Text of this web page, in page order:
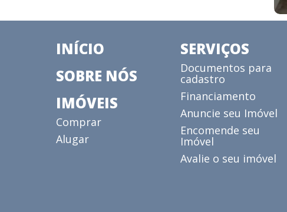
INÍCIO
SOBRE NÓS
IMÓVEIS
Comprar
Alugar
SERVIÇOS
Documentos para
cadastro
Financiamento
Anuncie seu Imóvel
Encomende seu
Imóvel
Avalie o seu imóvel